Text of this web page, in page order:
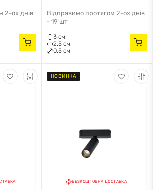
2-ох днів
Відправимо протягом 2-ох днів
- 19 шт
3 см
2.5 см
0.5 см
НОВИНКА
БЕЗКОШТОВНА ДОСТАВКА